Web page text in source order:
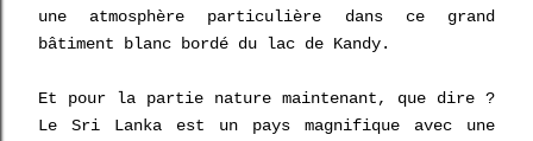
une atmosphère particulière dans ce grand
bâtiment blanc bordé du lac de Kandy.
Et pour la partie nature maintenant, que dire ?
Le Sri Lanka est un pays magnifique avec une